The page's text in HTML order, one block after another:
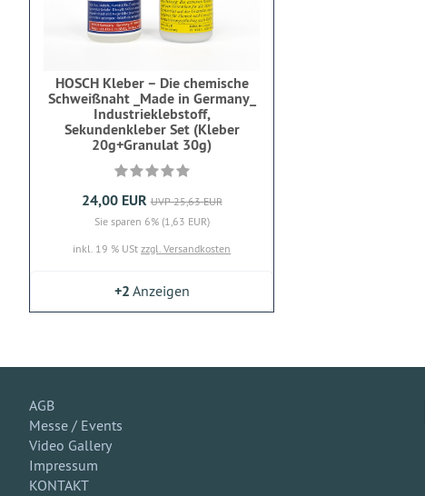
HOSCH Kleber – Die chemische
Schweißnaht _Made in Germany_
Industrieklebstoff,
Sekundenkleber Set (Kleber
20g+Granulat 30g)
24,00 EUR UVP 25,63 EUR
Sie sparen 6% (1,63 EUR)
inkl. 19 % USt zzgl. Versandkosten
+2 Anzeigen
AGB
Messe / Events
Video Gallery
Impressum
KONTAKT